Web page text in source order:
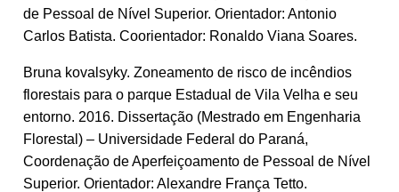
de Pessoal de Nível Superior. Orientador: Antonio
Carlos Batista. Coorientador: Ronaldo Viana Soares.
Bruna kovalsyky. Zoneamento de risco de incêndios
florestais para o parque Estadual de Vila Velha e seu
entorno. 2016. Dissertação (Mestrado em Engenharia
Florestal) – Universidade Federal do Paraná,
Coordenação de Aperfeiçoamento de Pessoal de Nível
Superior. Orientador: Alexandre França Tetto.